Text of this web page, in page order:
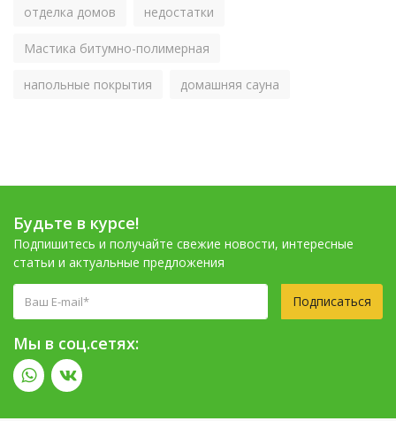
отделка домов недостатки
Мастика битумно-полимерная
напольные покрытия домашняя сауна
Будьте в курсе!
Подпишитесь и получайте свежие новости, интересные
статьи и актуальные предложения
Подписаться
Мы в соц.сетях: